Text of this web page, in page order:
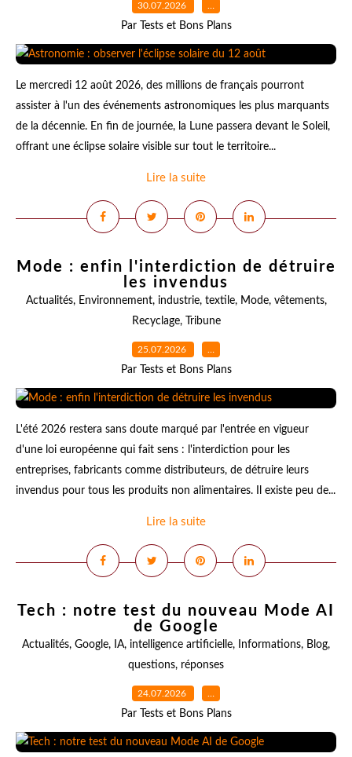
30.07.2026 …
Par Tests et Bons Plans
Le mercredi 12 août 2026, des millions de français pourront
assister à l'un des événements astronomiques les plus marquants
de la décennie. En fin de journée, la Lune passera devant le Soleil,
offrant une éclipse solaire visible sur tout le territoire...
Lire la suite
Mode : enfin l'interdiction de détruire
les invendus
Actualités, Environnement, industrie, textile, Mode, vêtements,
Recyclage, Tribune
25.07.2026 …
Par Tests et Bons Plans
L'été 2026 restera sans doute marqué par l'entrée en vigueur
d'une loi européenne qui fait sens : l'interdiction pour les
entreprises, fabricants comme distributeurs, de détruire leurs
invendus pour tous les produits non alimentaires. Il existe peu de...
Lire la suite
Tech : notre test du nouveau Mode AI
de Google
Actualités, Google, IA, intelligence artificielle, Informations, Blog,
questions, réponses
24.07.2026 …
Par Tests et Bons Plans